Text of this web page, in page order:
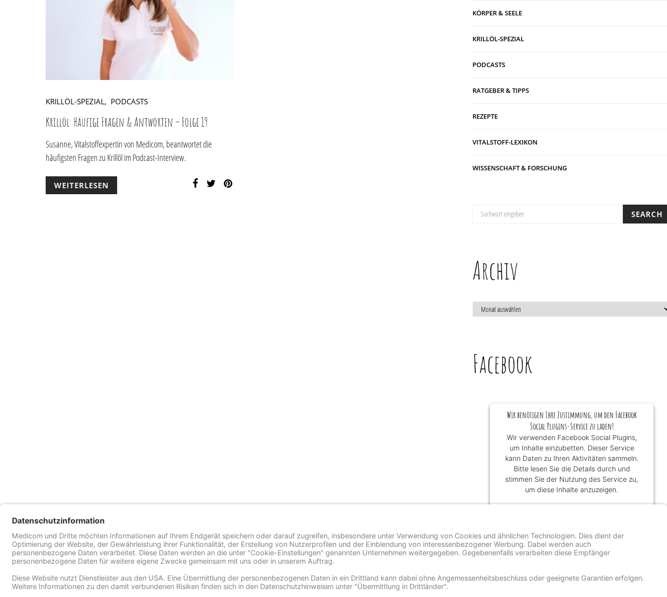
KRILLÖL-SPEZIAL PODCASTS
Krillöl: Häufige Fragen & Antworten – Folge 19
Susanne, Vitalstoffexpertin von Medicom, beantwortet die
häufigsten Fragen zu Krillöl im Podcast-Interview.
WEITERLESEN
KÖRPER & SEELE
KRILLÖL-SPEZIAL
PODCASTS
RATGEBER & TIPPS
REZEPTE
VITALSTOFF-LEXIKON
WISSENSCHAFT & FORSCHUNG
SUCHE NACH: SEARCH
Archiv
ARCHIV
Facebook
Wir benötigen Ihre Zustimmung, um den Facebook
Social Plugins-Service zu laden!
Wir verwenden Facebook Social Plugins,
um Inhalte einzubetten. Dieser Service
kann Daten zu Ihren Aktivitäten sammeln.
Bitte lesen Sie die Details durch und
stimmen Sie der Nutzung des Service zu,
um diese Inhalte anzuzeigen.
Akzeptieren
Usercentrics Consent